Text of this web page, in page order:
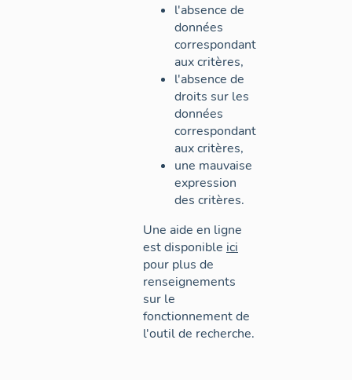
l'absence de
données
correspondant
aux critères,
l'absence de
droits sur les
données
correspondant
aux critères,
une mauvaise
expression
des critères.
Une aide en ligne
est disponible ici
pour plus de
renseignements
sur le
fonctionnement de
l'outil de recherche.